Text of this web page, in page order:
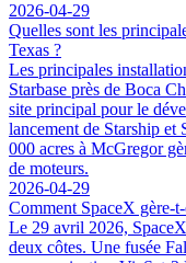
2026-04-29
Quelles sont les
Texas ?
Les principales
Starbase près de Boca
site principal pour le
lancement de Starship
000 acres à McGregor
de moteurs.
2026-04-29
Comment SpaceX gère-
Le 29 avril 2026,
deux côtes. Une fusée